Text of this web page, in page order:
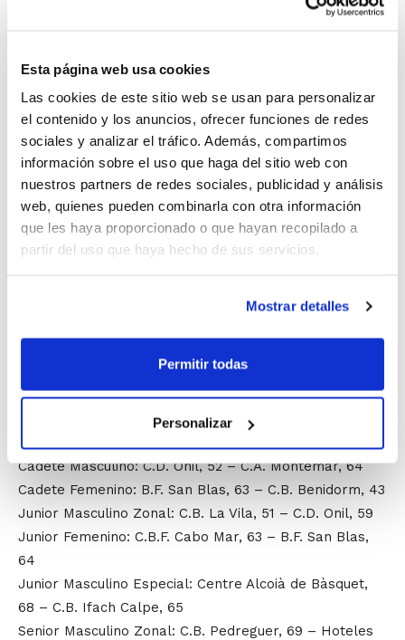
Esta página web usa cookies
Las cookies de este sitio web se usan para personalizar
el contenido y los anuncios, ofrecer funciones de redes
sociales y analizar el tráfico. Además, compartimos
información sobre el uso que haga del sitio web con
nuestros partners de redes sociales, publicidad y análisis
web, quienes pueden combinarla con otra información
que les haya proporcionado o que hayan recopilado a
partir del uso que haya hecho de sus servicios.
Mostrar detalles
Permitir todas
Personalizar
Cadete Masculino Zonal: C.B. Alginet, 54 – N.B. Alzira,
36
Junior Masculino Especial: C.B. Alginet, 64 – C.B. Oliva,
60
Junior Femenino: El Pilar, 48 – C.B. Alginet, 42
Junior Masculino Zonal: C.D. Monte-Sión Torrent, 50 –
C.B. Tavernes, 67
Senior Femenino: C.B. San José, 48 – Picken Claret, 53
Senior Masculino Zonal: Bàsquet Beniparrell, 73 –
Senior Masculino Especial: C.B. San José, 65 – Bàsquet
Lliga Valenciana 2012 – Edición Alicante
Infantil Masculino: C.B. Teixereta, 79 – C.D. Onil, 39
Infantil Femenino: C.B. Teixereta, 65 – Burguer King
C.B. Benidorm, 22
Cadete Masculino: C.D. Onil, 52 – C.A. Montemar, 64
Cadete Femenino: B.F. San Blas, 63 – C.B. Benidorm, 43
Junior Masculino Zonal: C.B. La Vila, 51 – C.D. Onil, 59
Junior Femenino: C.B.F. Cabo Mar, 63 – B.F. San Blas,
64
Junior Masculino Especial: Centre Alcoià de Bàsquet,
68 – C.B. Ifach Calpe, 65
Senior Masculino Zonal: C.B. Pedreguer, 69 – Hoteles